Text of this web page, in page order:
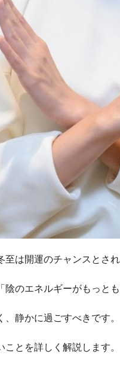
は開運のチャンスとされ
のエネルギーがもっと
静かに過ごすべきです。
とを詳しく解説します。